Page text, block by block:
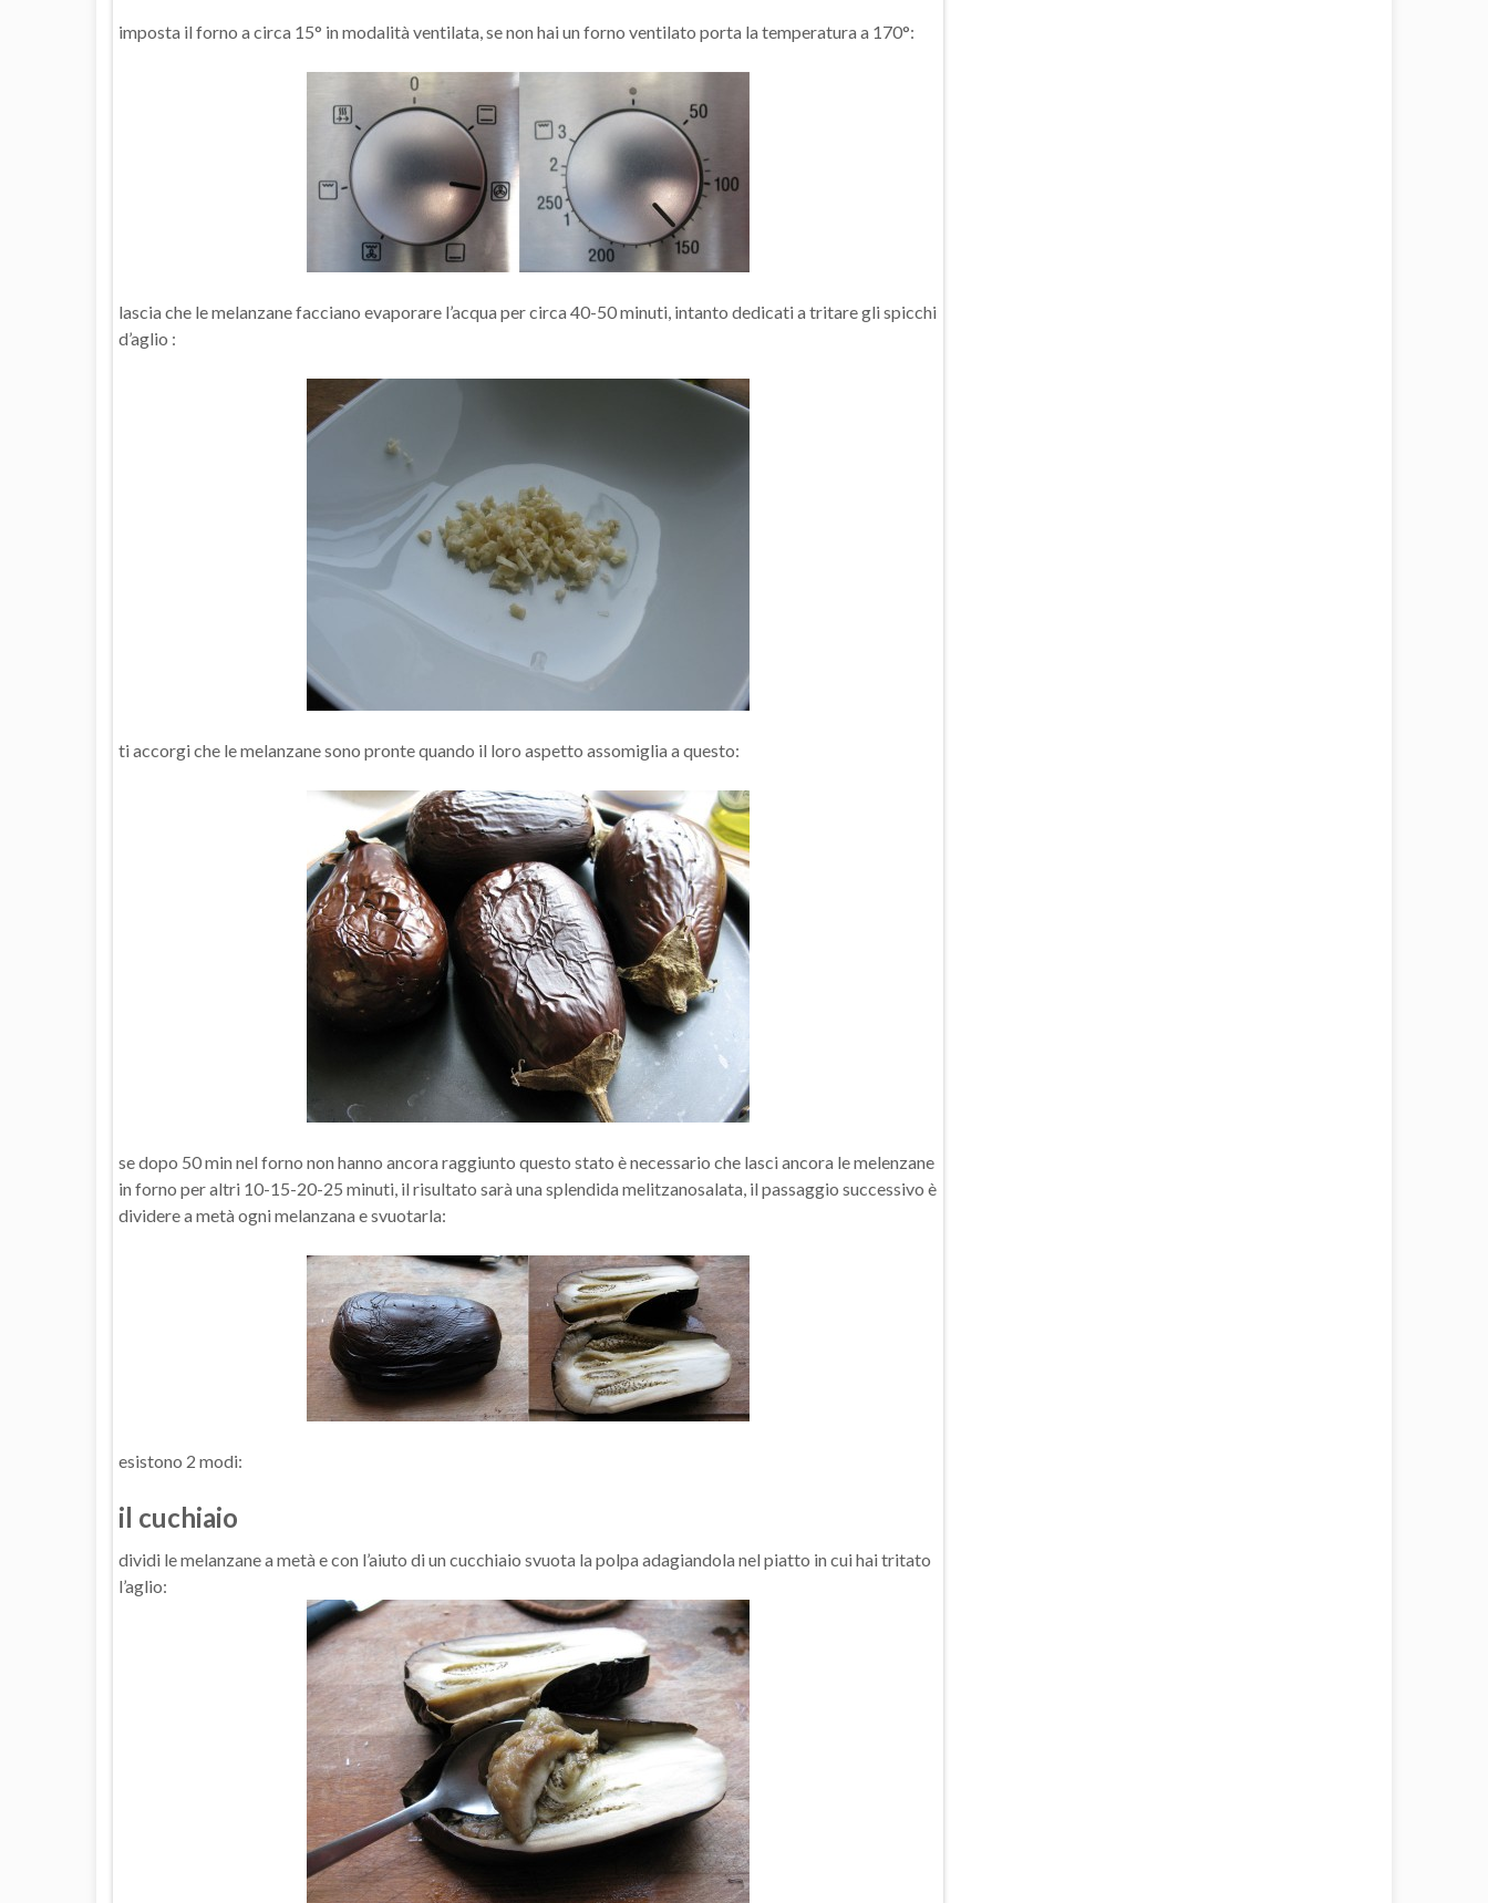
imposta il forno a circa 15° in modalità ventilata, se non hai un forno ventilato porta la temperatura a 170°:
lascia che le melanzane facciano evaporare l’acqua per circa 40-50 minuti, intanto dedicati a tritare gli spicchi
d’aglio :
ti accorgi che le melanzane sono pronte quando il loro aspetto assomiglia a questo:
se dopo 50 min nel forno non hanno ancora raggiunto questo stato è necessario che lasci ancora le melenzane
in forno per altri 10-15-20-25 minuti, il risultato sarà una splendida melitzanosalata, il passaggio successivo è
dividere a metà ogni melanzana e svuotarla:
esistono 2 modi:
il cuchiaio
dividi le melanzane a metà e con l’aiuto di un cucchiaio svuota la polpa adagiandola nel piatto in cui hai tritato
l’aglio: